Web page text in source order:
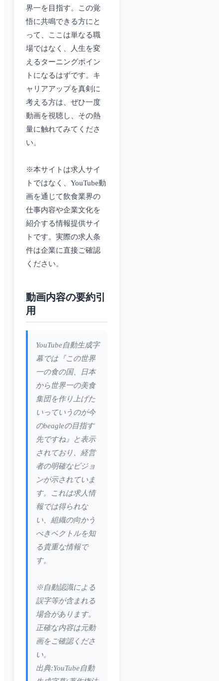
界一を目指す。この覚
悟に共鳴できる方にと
って、ここは単なる職
場ではなく、人生を変
えるターニングポイン
トになるはずです。キ
ャリアアップを真剣に
考える方は、ぜひ一度
動画を視聴し、その熱
量に触れてみてくださ
い。
※本サイトは求人サイ
トではなく、YouTube動
画を通じて飲食業界の
仕事内容や企業文化を
紹介する情報提供サイ
トです。実際の求人条
件は企業に直接ご確認
ください。
動画内容の要約引
用
YouTube自動生成字
幕では『この世界
一の食の国、日本
から世界一の美食
集団を作り上げた
いっていうのが今
のbeagleの目指す
先ですね』と表示
されており、経営
者の明確なビジョ
ンが示されていま
す。これは求人情
報では得られな
い、組織の向かう
べきベクトルを知
る貴重な情報で
す。
※自動認識による
誤字等が含まれる
場合があります。
正確な内容は元動
画をご確認くださ
い。
出典:YouTube自動